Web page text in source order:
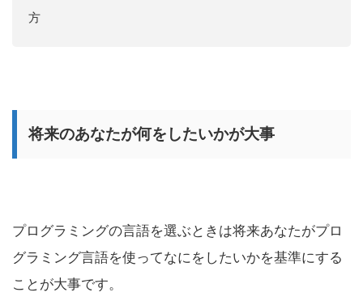
方
将来のあなたが何をしたいかが大事
プログラミングの言語を選ぶときは将来あなたがプロ
グラミング言語を使ってなにをしたいかを基準にする
ことが大事です。